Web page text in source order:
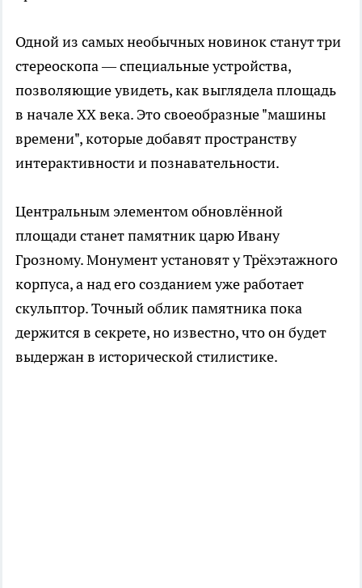
Одной из самых необычных новинок станут три
стереоскопа — специальные устройства,
позволяющие увидеть, как выглядела площадь
в начале XX века. Это своеобразные "машины
времени", которые добавят пространству
интерактивности и познавательности.
Центральным элементом обновлённой
площади станет памятник царю Ивану
Грозному. Монумент установят у Трёхэтажного
корпуса, а над его созданием уже работает
скульптор. Точный облик памятника пока
держится в секрете, но известно, что он будет
выдержан в исторической стилистике.